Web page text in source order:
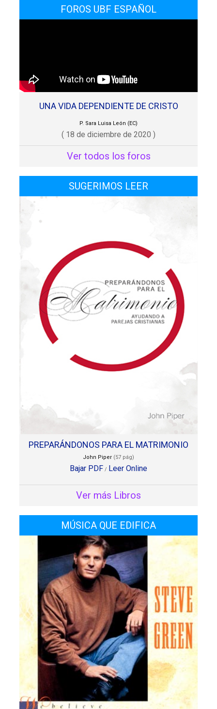
FOROS UBF ESPAÑOL
UNA VIDA DEPENDIENTE DE CRISTO
P. Sara Luisa León (EC)
( 18 de diciembre de 2020 )
Ver todos los foros
SUGERIMOS LEER
PREPARÁNDONOS PARA EL MATRIMONIO
John Piper (57 pág)
Bajar PDF / Leer Online
Ver más Libros
MÚSICA QUE EDIFICA